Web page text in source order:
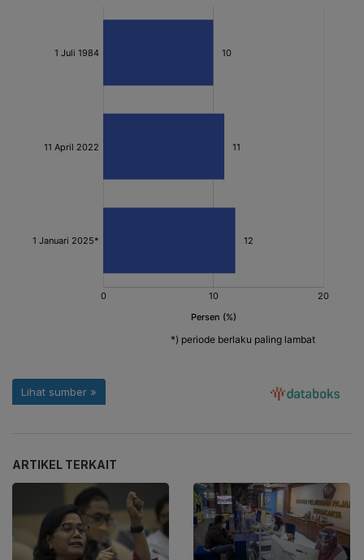
ARTIKEL TERKAIT